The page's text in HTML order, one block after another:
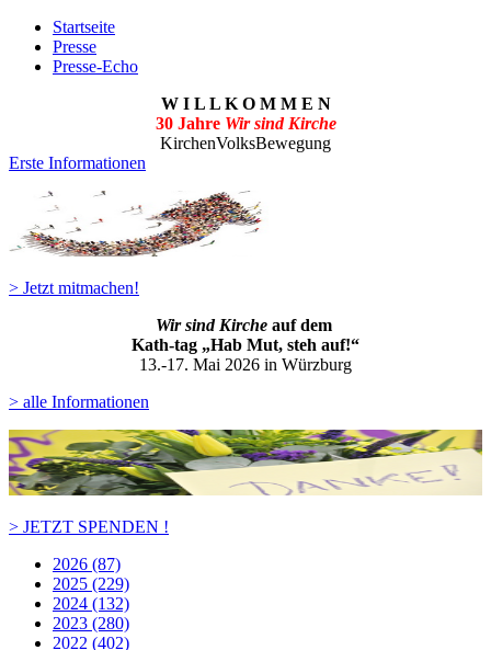
Startseite
Presse
Presse-Echo
W I L L K O M M E N
30 Jahre Wir sind Kirche
KirchenVolksBewegung
Erste Informationen
> Jetzt mitmachen!
Wir sind Kirche auf dem
Kath-tag „Hab Mut, steh auf!“
13.-17. Mai 2026 in Würzburg
> alle Informationen
> JETZT SPENDEN !
2026 (87)
2025 (229)
2024 (132)
2023 (280)
2022 (402)